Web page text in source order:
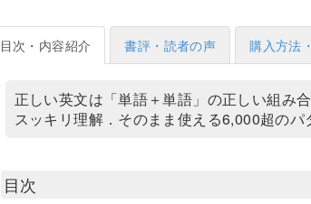
目次・内容紹介 書評・読者の声 購入方法
正しい英文は「単語＋単語」の正しい組み
スッキリ理解．そのまま使える6,000超の
目次